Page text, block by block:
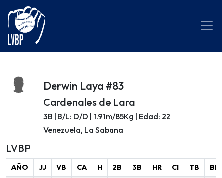
Derwin Laya #83
Cardenales de Lara
3B | B/L: D/D | 1.91m/85Kg | Edad: 22
Venezuela, La Sabana
LVBP
AÑO JJ VB CA H 2B 3B HR CI TB
BB